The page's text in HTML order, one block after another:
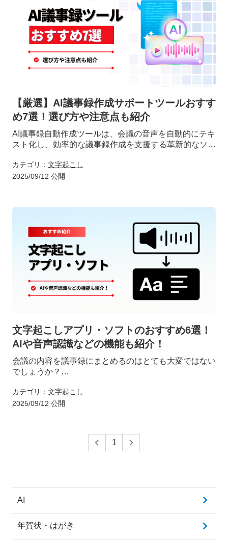
【厳選】AI議事録作成サポートツールおすす
め7選！選び方や注意点も紹介
AI議事録自動作成ツールは、会議の音声を自動的にテキ
スト化し、効率的な議事録作成を支援する革新的なソリ
事録作成にかかる時間と手間を大幅に削減できます。
しく解説するとともに、選び方のポイントや使用する際
企業や組織に最適なツールを選定するためには、文字起
こしの精度や共有機能、業界用語への対応など、さまざ
まな観点からの比較検討が必要です。これらの要素を踏
まえた適切な選択により、より効果的な会議運営と情報
共有が実現できます。
カテゴリ： 文字起こし
2025/09/12 公開
文字起こしアプリ・ソフトのおすすめ6選！
AIや音声認識などの機能も紹介！
会議の内容を議事録にまとめるのはとても大変ではない
でしょうか？
そんなことを解決してくれるのが、最新の文字起こしア
プリ・ソフトです。議事録作成に取られる時間をもっと
この記事を読んでぜひ文字起こしアプリ・ソフトを選定
する参考として活用してください。
カテゴリ： 文字起こし
2025/09/12 公開
1
AI
年賀状・はがき